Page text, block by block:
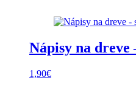
Nápisy na dreve
1,90€